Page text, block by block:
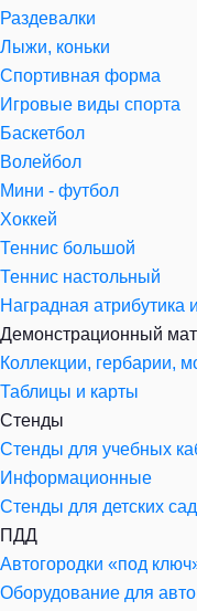
Раздевалки
Лыжи, коньки
Спортивная форма
Игровые виды спорта
Баскетбол
Волейбол
Мини - футбол
Хоккей
Теннис большой
Теннис настольный
Наградная атрибутика
Демонстрационный
Коллекции, гербарии,
Таблицы и карты
Стенды
Стенды для учебных
Информационные
Стенды для детских
ПДД
Автогородки «под
Оборудование для